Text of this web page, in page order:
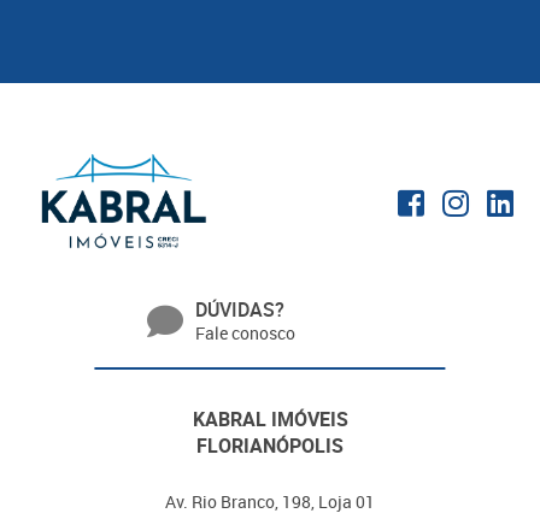
DÚVIDAS?
Fale conosco
KABRAL IMÓVEIS
FLORIANÓPOLIS
Av. Rio Branco, 198, Loja 01